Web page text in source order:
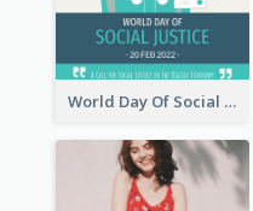
World Day Of Social Justice Instagram Post